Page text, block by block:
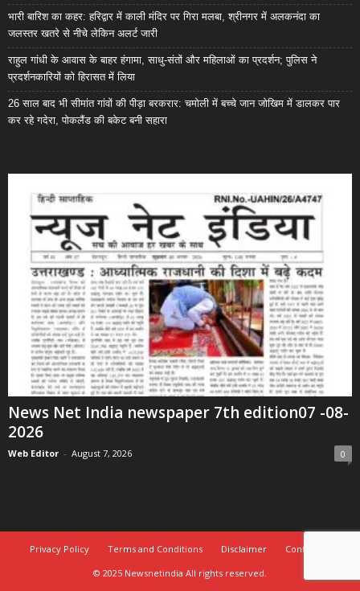
भारी बारिश का कहर: हरिद्वार में काली मंदिर पर गिरा मलबा, श्रीनगर में अलकनंदा का
जलस्तर खतरे से नीचे लेकिन अलर्ट जारी
राहुल गांधी के आवास के बाहर हंगामा, साधु-संतों और महिलाओं का प्रदर्शन; पुलिस ने
प्रदर्शनकारियों को हिरासत में लिया
26 साल बाद भी सीमांत गांवों की पीड़ा बरकरार: चमोली में बच्चे जान जोखिम में डालकर पार
कर रहे गदेरा, पोकलैंड की बकेट बनी सहारा
News Net India newspaper 7th edition07 -08-
2026
Web Editor - August 7, 2026 0
Privacy Policy Terms and Conditions Disclaimer
Contact Us
© 2025 Newsnetindia All rights reserved.